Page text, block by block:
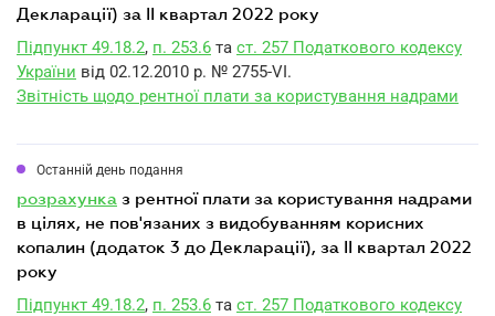
Декларації) за II квартал 2022 року
Підпункт 49.18.2, п. 253.6 та ст. 257 Податкового кодексу
України від 02.12.2010 р. № 2755-VI.
Звітність щодо рентної плати за користування надрами
Останній день подання
розрахунка з рентної плати за користування надрами
в цілях, не пов'язаних з видобуванням корисних
копалин (додаток 3 до Декларації), за II квартал 2022
року
Підпункт 49.18.2, п. 253.6 та ст. 257 Податкового кодексу